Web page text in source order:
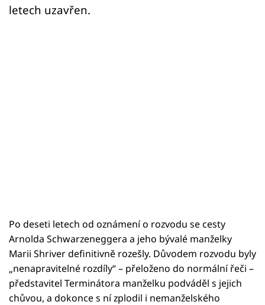
letech uzavřen.
Po deseti letech od oznámení o rozvodu se cesty
Arnolda Schwarzeneggera a jeho bývalé manželky
Marii Shriver definitivně rozešly. Důvodem rozvodu byly
„nenapravitelné rozdíly“ – přeloženo do normální řeči –
představitel Terminátora manželku podváděl s jejich
chůvou, a dokonce s ní zplodil i nemanželského